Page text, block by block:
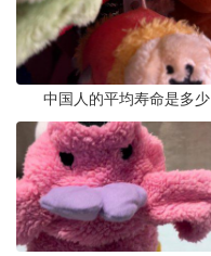
中国人的平均寿命是多少